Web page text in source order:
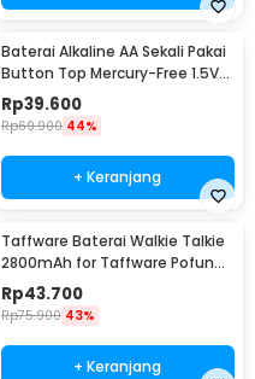
Baterai Alkaline AA Sekali Pakai
Button Top Mercury-Free 1.5V
10 PCS - Zi5
Rp39.600
Rp69.900 44%
+ Keranjang
Taffware Baterai Walkie Talkie
2800mAh for Taffware Pofung
BF-UV82 - BL-8
Rp43.700
Rp75.900 43%
+ Keranjang